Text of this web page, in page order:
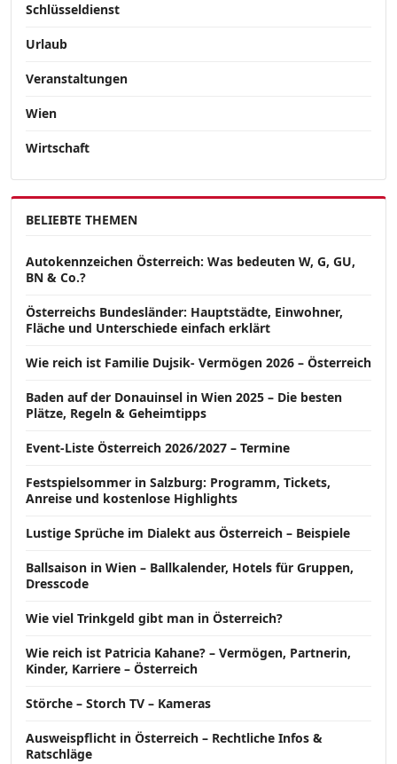
Schlüsseldienst
Urlaub
Veranstaltungen
Wien
Wirtschaft
BELIEBTE THEMEN
Autokennzeichen Österreich: Was bedeuten W, G, GU,
BN & Co.?
Österreichs Bundesländer: Hauptstädte, Einwohner,
Fläche und Unterschiede einfach erklärt
Wie reich ist Familie Dujsik- Vermögen 2026 – Österreich
Baden auf der Donauinsel in Wien 2025 – Die besten
Plätze, Regeln & Geheimtipps
Event-Liste Österreich 2026/2027 – Termine
Festspielsommer in Salzburg: Programm, Tickets,
Anreise und kostenlose Highlights
Lustige Sprüche im Dialekt aus Österreich – Beispiele
Ballsaison in Wien – Ballkalender, Hotels für Gruppen,
Dresscode
Wie viel Trinkgeld gibt man in Österreich?
Wie reich ist Patricia Kahane? – Vermögen, Partnerin,
Kinder, Karriere – Österreich
Störche – Storch TV – Kameras
Ausweispflicht in Österreich – Rechtliche Infos &
Ratschläge